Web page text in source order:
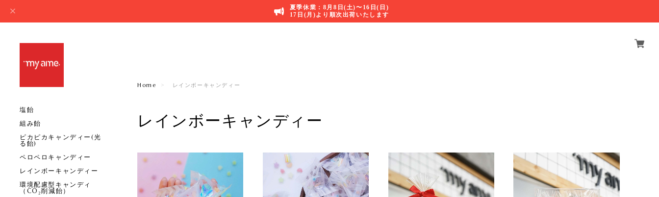
夏季休業：8月8日(土)〜16日(日)
17日(月)より順次出荷いたします
塩飴
組み飴
ピカピカキャンディー(光
る飴)
ペロペロキャンディー
レインボーキャンディー
環境配慮型キャンディ
（CO₂削減飴）
Home レインボーキャンディー
レインボーキャンディー